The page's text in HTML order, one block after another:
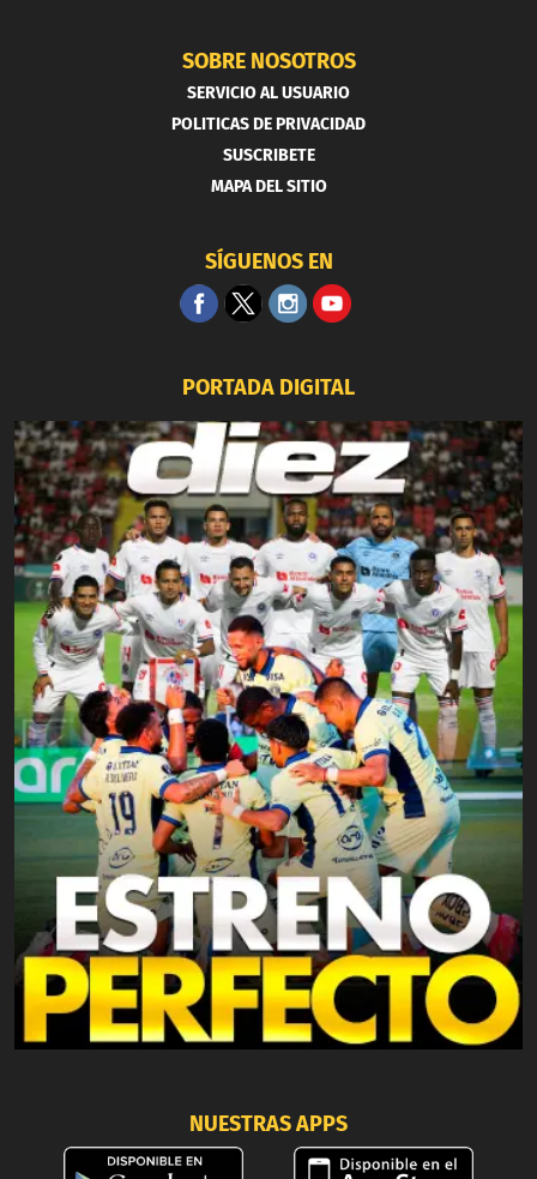
SOBRE NOSOTROS
SERVICIO AL USUARIO
POLITICAS DE PRIVACIDAD
SUSCRIBETE
MAPA DEL SITIO
SÍGUENOS EN
PORTADA DIGITAL
NUESTRAS APPS